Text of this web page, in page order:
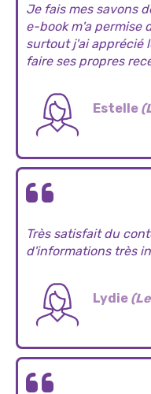
Je fais mes savons
e-book m'a permise
surtout j'ai apprécié
faire ses propres
Estelle
Très satisfait du
d'informations très
Lydie